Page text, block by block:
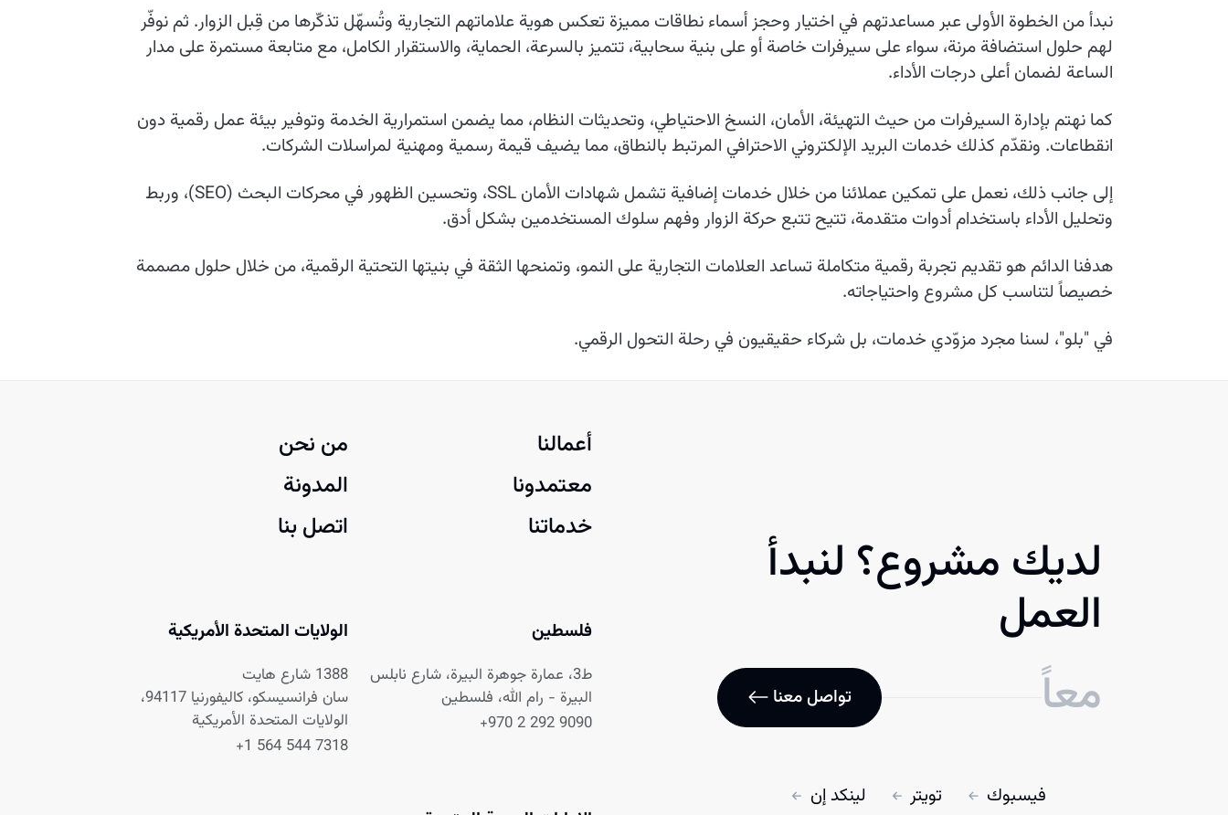
نبدأ من الخطوة الأولى عبر مساعدتهم في اختيار وحجز أسماء نطاقات مميزة تعكس هوية علاماتهم التجارية وتُسهّل تذكّرها من قِبل الزوار. ثم نوفّر
لهم حلول استضافة مرنة، سواء على سيرفرات خاصة أو على بنية سحابية، تتميز بالسرعة، الحماية، والاستقرار الكامل، مع متابعة مستمرة على مدار
الساعة لضمان أعلى درجات الأداء.
كما نهتم بإدارة السيرفرات من حيث التهيئة، الأمان، النسخ الاحتياطي، وتحديثات النظام، مما يضمن استمرارية الخدمة وتوفير بيئة عمل رقمية دون
انقطاعات. ونقدّم كذلك خدمات البريد الإلكتروني الاحترافي المرتبط بالنطاق، مما يضيف قيمة رسمية ومهنية لمراسلات الشركات.
إلى جانب ذلك، نعمل على تمكين عملائنا من خلال خدمات إضافية تشمل شهادات الأمان SSL، وتحسين الظهور في محركات البحث (SEO)، وربط
وتحليل الأداء باستخدام أدوات متقدمة، تتيح تتبع حركة الزوار وفهم سلوك المستخدمين بشكل أدق.
هدفنا الدائم هو تقديم تجربة رقمية متكاملة تساعد العلامات التجارية على النمو، وتمنحها الثقة في بنيتها التحتية الرقمية، من خلال حلول مصممة
خصيصاً لتناسب كل مشروع واحتياجاته.
في "بلو"، لسنا مجرد مزوّدي خدمات، بل شركاء حقيقيون في رحلة التحول الرقمي.
لديك مشروع؟ لنبدأ
العمل
معاً
تواصل معنا
فيسبوك تويتر لينكد إن
أعمالنا
معتمدونا
خدماتنا
من نحن
المدونة
اتصل بنا
فلسطين
ط3، عمارة جوهرة البيرة، شارع نابلس
البيرة - رام الله، فلسطين
+970 2 292 9090
الولايات المتحدة الأمريكية
1388 شارع هايت
سان فرانسيسكو، كاليفورنيا 94117،
الولايات المتحدة الأمريكية
+1 564 544 7318